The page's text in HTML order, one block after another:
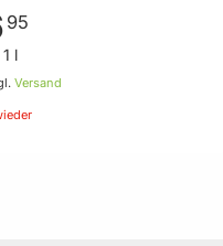
95
Versand
l